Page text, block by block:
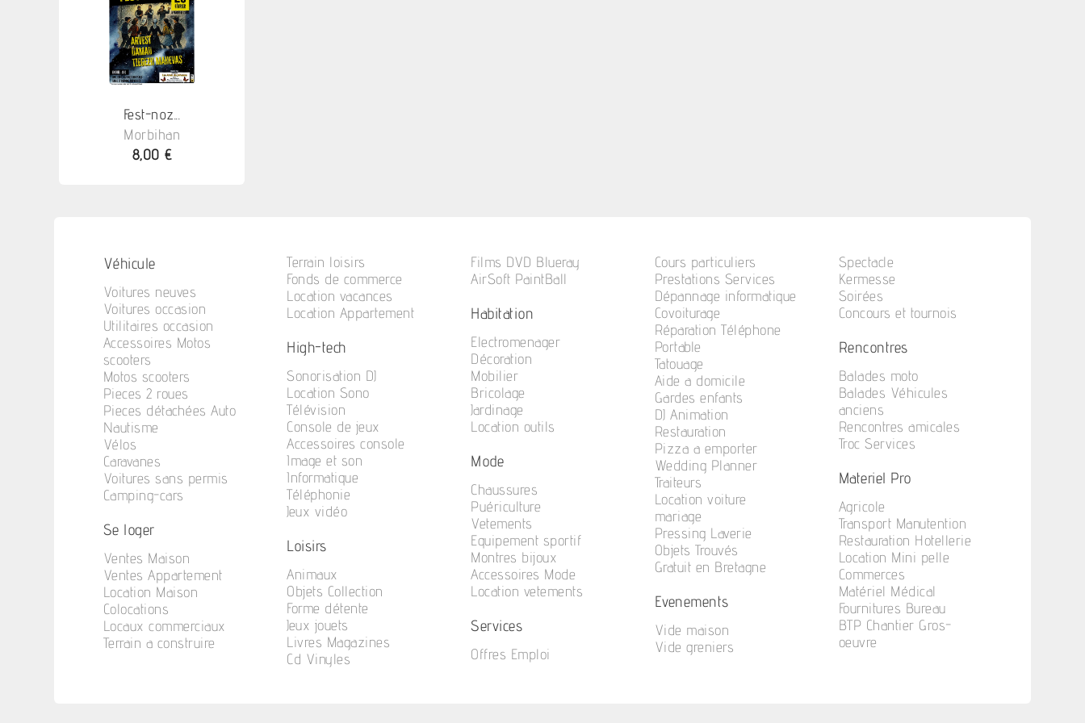
Fest-noz...
Morbihan
8,00 €
Véhicule
Voitures neuves
Voitures occasion
Utilitaires occasion
Accessoires Motos
scooters
Motos scooters
Pieces 2 roues
Pieces détachées Auto
Nautisme
Vélos
Caravanes
Voitures sans permis
Camping-cars
Se loger
Ventes Maison
Ventes Appartement
Location Maison
Colocations
Locaux commerciaux
Terrain a construire
Terrain loisirs
Fonds de commerce
Location vacances
Location Appartement
High-tech
Sonorisation DJ
Location Sono
Télévision
Console de jeux
Accessoires console
Image et son
Informatique
Téléphonie
Jeux vidéo
Loisirs
Animaux
Objets Collection
Forme détente
Jeux jouets
Livres Magazines
Cd Vinyles
Films DVD Blueray
AirSoft PaintBall
Habitation
Electromenager
Décoration
Mobilier
Bricolage
Jardinage
Location outils
Mode
Chaussures
Puériculture
Vetements
Equipement sportif
Montres bijoux
Accessoires Mode
Location vetements
Services
Offres Emploi
Cours particuliers
Prestations Services
Dépannage informatique
Covoiturage
Réparation Téléphone
Portable
Tatouage
Aide a domicile
Gardes enfants
DJ Animation
Restauration
Pizza a emporter
Wedding Planner
Traiteurs
Location voiture
mariage
Pressing Laverie
Objets Trouvés
Gratuit en Bretagne
Evenements
Vide maison
Vide greniers
Spectacle
Kermesse
Soirées
Concours et tournois
Rencontres
Balades moto
Balades Véhicules
anciens
Rencontres amicales
Troc Services
Materiel Pro
Agricole
Transport Manutention
Restauration Hotellerie
Location Mini pelle
Commerces
Matériel Médical
Fournitures Bureau
BTP Chantier Gros-
oeuvre